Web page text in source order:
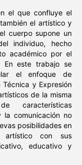
el que confluye el
el artístico y
cuerpo supone un
individuo, hecho
académico por el
En este trabajo se
el enfoque de
y Expresión
de la misma
características
la comunicación no
posibilidades en
artístico con sus
educativo y